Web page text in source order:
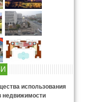
использования
недвижимости